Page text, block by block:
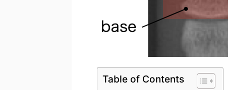
Table of Contents